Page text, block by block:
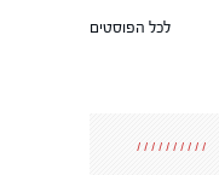
לכל הפוסטים